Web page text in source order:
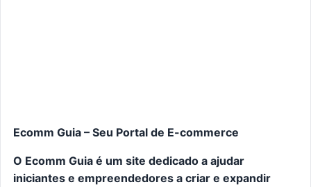
Ecomm Guia – Seu Portal de E-commerce
O Ecomm Guia é um site dedicado a ajudar
iniciantes e empreendedores a criar e expandir